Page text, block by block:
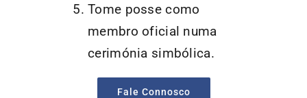
Tome posse como
membro oficial numa
cerimónia simbólica.
Fale Connosco